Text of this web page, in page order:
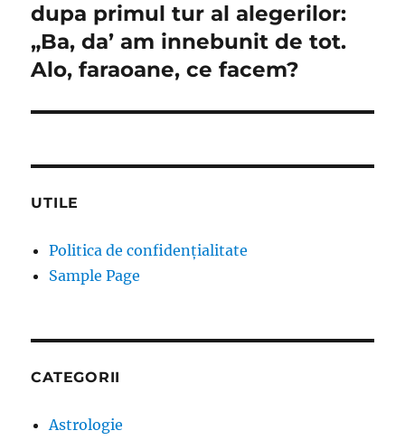
dupa primul tur al alegerilor:
„Ba, da’ am innebunit de tot.
Alo, faraoane, ce facem?
UTILE
Politica de confidențialitate
Sample Page
CATEGORII
Astrologie